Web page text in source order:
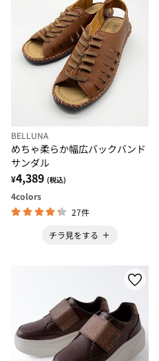
BELLUNA
めちゃ柔らか幅広バックバンド
サンダル
¥4,389 (税込)
4colors
27件
チラ見をする